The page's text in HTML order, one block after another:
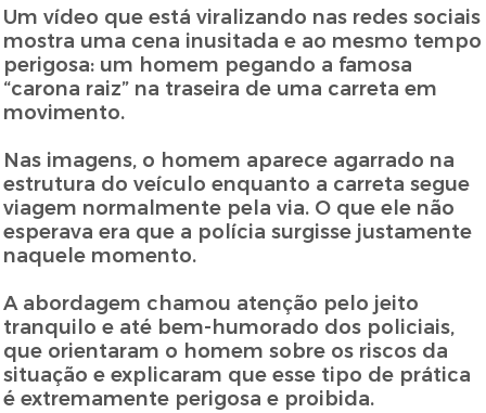
Um vídeo que está viralizando nas redes sociais
mostra uma cena inusitada e ao mesmo tempo
perigosa: um homem pegando a famosa
“carona raiz” na traseira de uma carreta em
movimento.
Nas imagens, o homem aparece agarrado na
estrutura do veículo enquanto a carreta segue
viagem normalmente pela via. O que ele não
esperava era que a polícia surgisse justamente
naquele momento.
A abordagem chamou atenção pelo jeito
tranquilo e até bem-humorado dos policiais,
que orientaram o homem sobre os riscos da
situação e explicaram que esse tipo de prática
é extremamente perigosa e proibida.